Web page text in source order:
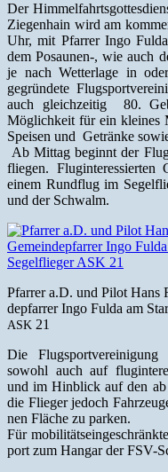
Der
Ziegen­hain wird am
Uhr, mit Pfar­rer Ingo
dem Posaunen‑, wie auch
je nach Wet­ter­lage in
gegrün­dete
auch gle­ichzeit­ig 80.
Möglichkeit für ein kleines
Speisen und Getränke
Ab Mit­tag begin­nt der
fliegen.
einem Rund­flug im
und der Schwalm.
Pfar­rer a.D. und Pilot Hans
dep­far­rer Ingo Ful­da am
ASK 21
Die
sowohl auch auf
und im Hin­blick auf den
die Flieger jedoch
nen Fläche zu parken.
Für
port zum Hangar der FSV-